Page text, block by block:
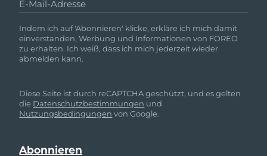
E-Mail-Adresse
Indem ich auf 'Abonnieren' klicke, erkläre ich mich damit
einverstanden, Werbung und Informationen von FOREO
zu erhalten. Ich weiß, dass ich mich jederzeit wieder
abmelden kann.
Diese Seite ist durch reCAPTCHA geschützt, und es gelten
die Datenschutzbestimmungen und
Nutzungsbedingungen von Google.